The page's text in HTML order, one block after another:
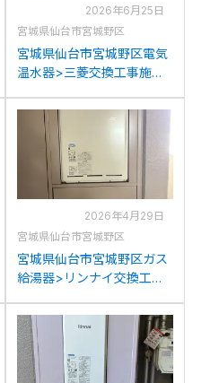
2026年6月25日
宮城県仙台市宮城野区
宮城県仙台市宮城野区電気
温水器>三菱交換工事施工
ら三菱SRG-375Gへの交換
2026年4月29日
宮城県仙台市宮城野区
宮城県仙台市宮城野区ガス
給湯器>リンナイ交換工事
W2400SAB-1からリンナイ
RUF-A2405SAB(B)への交
換